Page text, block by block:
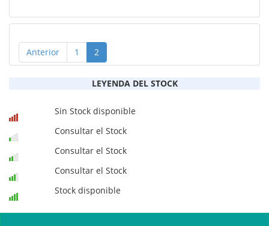
Anterior 1 2
LEYENDA DEL STOCK
Sin Stock disponible
Consultar el Stock
Consultar el Stock
Consultar el Stock
Stock disponible